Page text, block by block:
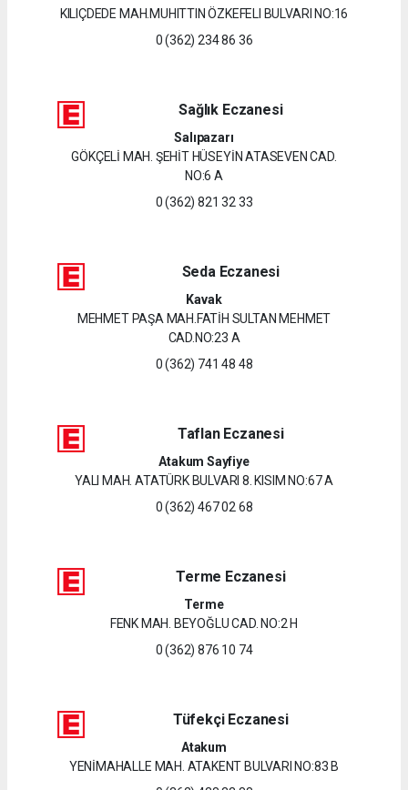
KILIÇDEDE MAH.MUHITTIN ÖZKEFELI BULVARI NO:16
0 (362) 234 86 36
Sağlık Eczanesi
Salıpazarı
GÖKÇELİ MAH. ŞEHİT HÜSEYİN ATASEVEN CAD.
NO:6 A
0 (362) 821 32 33
Seda Eczanesi
Kavak
MEHMET PAŞA MAH.FATİH SULTAN MEHMET
CAD.NO:23 A
0 (362) 741 48 48
Taflan Eczanesi
Atakum Sayfiye
YALI MAH. ATATÜRK BULVARI 8. KISIM NO:67 A
0 (362) 467 02 68
Terme Eczanesi
Terme
FENK MAH. BEYOĞLU CAD. NO:2 H
0 (362) 876 10 74
Tüfekçi Eczanesi
Atakum
YENİMAHALLE MAH. ATAKENT BULVARI NO:83 B